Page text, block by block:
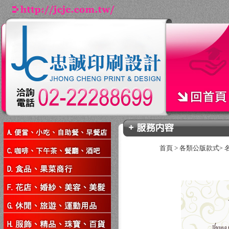
首頁 >各類公版款式>